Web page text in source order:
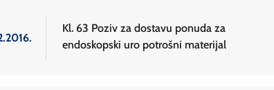
Kl. 63 Poziv za dostavu ponuda za
endoskopski uro potrošni materijal